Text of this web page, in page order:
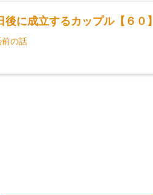
後に成立するカップル【６０】
前の話